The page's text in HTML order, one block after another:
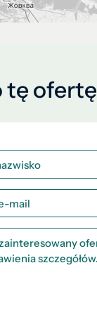
tę ofertę